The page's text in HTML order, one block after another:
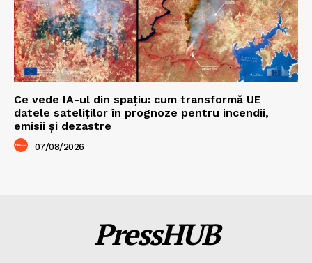
Ce vede IA-ul din spațiu: cum transformă UE
datele sateliților în prognoze pentru incendii,
emisii și dezastre
07/08/2026
PressHUB